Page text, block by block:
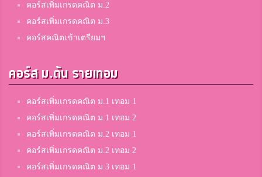
คอร์สเพิ่มเกรดคณิต ม.2
คอร์สเพิ่มเกรดคณิต ม.3
คอร์สคณิตเข้าเตรียมฯ
คอร์ส ม.ต้น รายเทอม
คอร์สเพิ่มเกรดคณิต ม.1 เทอม 1
คอร์สเพิ่มเกรดคณิต ม.1 เทอม 2
คอร์สเพิ่มเกรดคณิต ม.2 เทอม 1
คอร์สเพิ่มเกรดคณิต ม.2 เทอม 2
คอร์สเพิ่มเกรดคณิต ม.3 เทอม 1